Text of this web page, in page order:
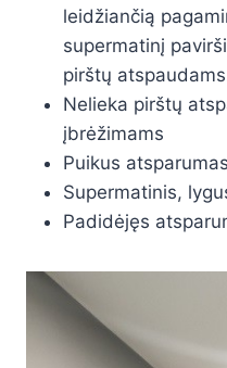
leidžiančią
supermatinį
pirštų
Nelieka pirštų
įbrėžimams
Puikus
Supermatinis,
Padidėjęs